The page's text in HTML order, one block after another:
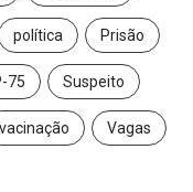
política Prisão
75 Suspeito
vacinação Vagas